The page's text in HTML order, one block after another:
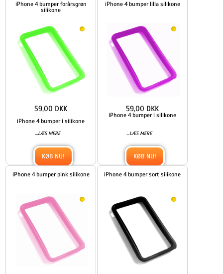
iPhone 4 bumper forårsgrøn
silikone
iPhone 4 bumper i silikone
...LÆS MERE
59,00 DKK
KØB NU!
iPhone 4 bumper lilla silikone
iPhone 4 bumper i silikone
...LÆS MERE
59,00 DKK
KØB NU!
iPhone 4 bumper pink silikone iPhone 4 bumper sort silikone